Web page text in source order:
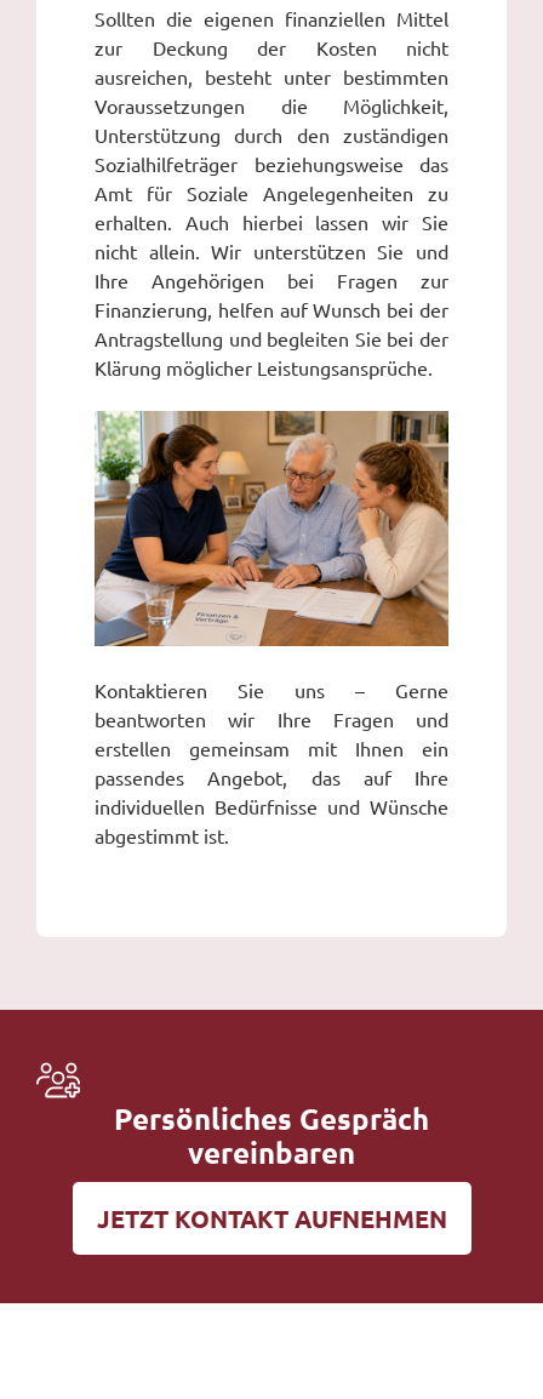
Sollten die eigenen finanziellen Mittel
zur Deckung der Kosten nicht
ausreichen, besteht unter bestimmten
Voraussetzungen die Möglichkeit,
Unterstützung durch den zuständigen
Sozialhilfeträger beziehungsweise das
Amt für Soziale Angelegenheiten zu
erhalten. Auch hierbei lassen wir Sie
nicht allein. Wir unterstützen Sie und
Ihre Angehörigen bei Fragen zur
Finanzierung, helfen auf Wunsch bei der
Antragstellung und begleiten Sie bei der
Klärung möglicher Leistungsansprüche.
Kontaktieren Sie uns – Gerne
beantworten wir Ihre Fragen und
erstellen gemeinsam mit Ihnen ein
passendes Angebot, das auf Ihre
individuellen Bedürfnisse und Wünsche
abgestimmt ist.
Persönliches Gespräch
vereinbaren
JETZT KONTAKT AUFNEHMEN